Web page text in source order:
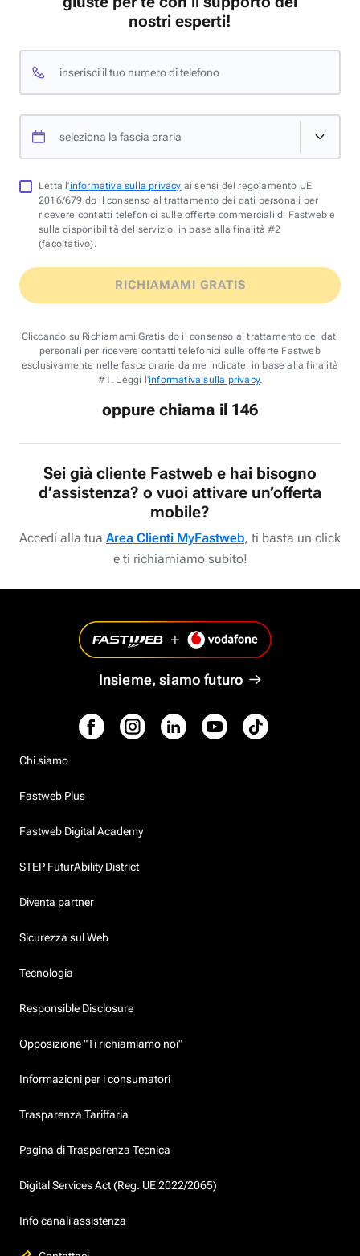
nostri esperti!
inserisci il tuo numero di telefono
seleziona la fascia oraria
Letta l'informativa sulla privacy ai sensi del regolamento UE
2016/679 do il consenso al trattamento dei dati personali per
ricevere contatti telefonici sulle offerte commerciali di Fastweb e
sulla disponibilità del servizio, in base alla finalità #2
(facoltativo).
RICHIAMAMI GRATIS
Cliccando su Richiamami Gratis do il consenso al trattamento dei dati
personali per ricevere contatti telefonici sulle offerte Fastweb
esclusivamente nelle fasce orarie da me indicate, in base alla finalità
#1. Leggi l'informativa sulla privacy.
oppure chiama il 146
Sei già cliente Fastweb e hai bisogno
d’assistenza? o vuoi attivare un’offerta
mobile?
Accedi alla tua Area Clienti MyFastweb, ti basta un click
e ti richiamiamo subito!
Insieme, siamo futuro
Chi siamo
Fastweb Plus
Fastweb Digital Academy
STEP FuturAbility District
Diventa partner
Sicurezza sul Web
Tecnologia
Responsible Disclosure
Opposizione "Ti richiamiamo noi"
Informazioni per i consumatori
Trasparenza Tariffaria
Pagina di Trasparenza Tecnica
Digital Services Act (Reg. UE 2022/2065)
Info canali assistenza